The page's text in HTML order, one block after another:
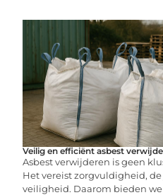
Veilig en efficiënt asbest
Asbest verwijderen is geen
Het vereist zorgvuldigheid,
veiligheid. Daarom bieden